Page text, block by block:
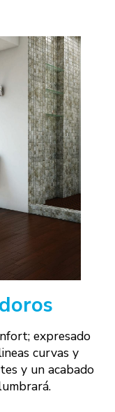
expresado
curvas y
y un acabado